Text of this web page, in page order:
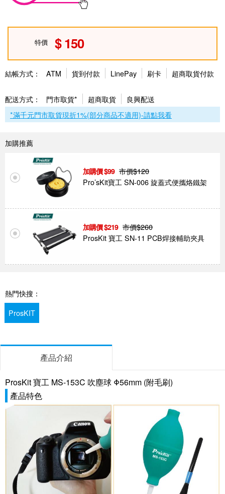
特價 150
結帳方式： ATM 貨到付款 LinePay 刷卡 超商取貨付款
配送方式： 門市取貨* 超商取貨
良興配送
*滿千元門市取貨現折1%(部分商品不適用)-請點我看
加購推薦
99 市價$120
Pro’sKit寶工 SN-006 旋蓋式便攜烙鐵架
219 市價$260
ProsKit 寶工 SN-11 PCB焊接輔助夾具
熱門快搜：
ProsKIT
產品介紹
ProsKit 寶工 MS-153C 吹塵球 Φ56mm (附毛刷)
產品特色